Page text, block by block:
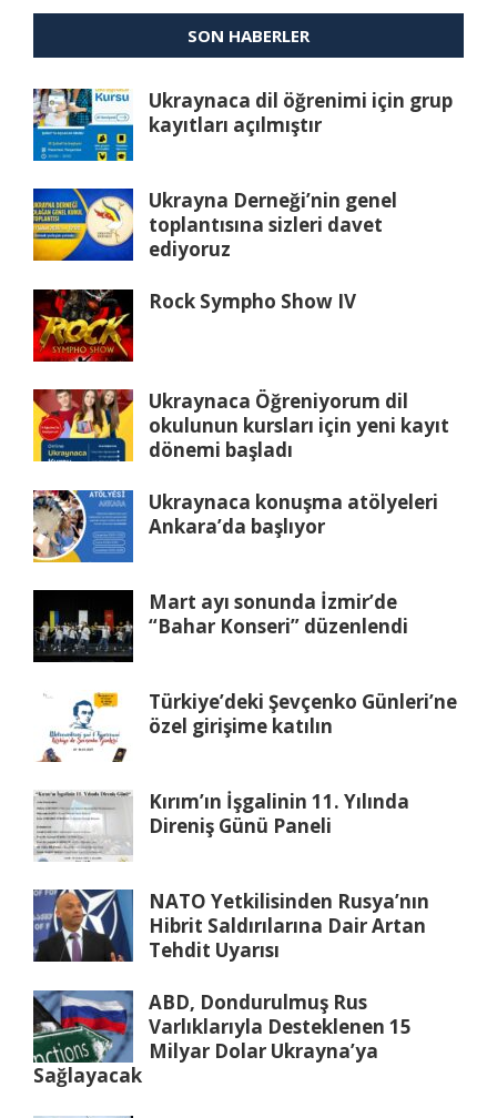
SON HABERLER
Ukraynaca dil öğrenimi için grup
kayıtları açılmıştır
Ukrayna Derneği’nin genel
toplantısına sizleri davet
ediyoruz
Rock Sympho Show IV
Ukraynaca Öğreniyorum dil
okulunun kursları için yeni kayıt
dönemi başladı
Ukraynaca konuşma atölyeleri
Ankara’da başlıyor
Mart ayı sonunda İzmir’de
“Bahar Konseri” düzenlendi
Türkiye’deki Şevçenko Günleri’ne
özel girişime katılın
Kırım’ın İşgalinin 11. Yılında
Direniş Günü Paneli
NATO Yetkilisinden Rusya’nın
Hibrit Saldırılarına Dair Artan
Tehdit Uyarısı
ABD, Dondurulmuş Rus
Varlıklarıyla Desteklenen 15
Milyar Dolar Ukrayna’ya
Sağlayacak